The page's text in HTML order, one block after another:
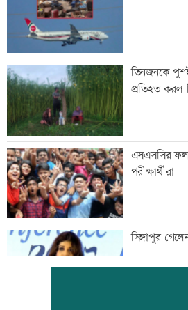
তিনজনকে
প্রতিহত করল
এসএসসির
পরীক্ষার্থীরা
সিঙ্গাপুর গেলেন